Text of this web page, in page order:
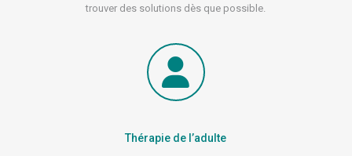
trouver des solutions dès que possible.
Thérapie de l’adulte